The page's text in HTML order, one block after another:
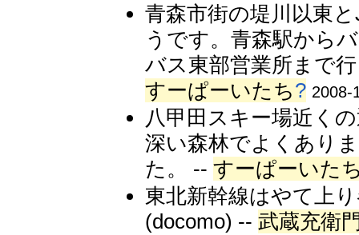
青森市街の堤川以東
うです。青森駅から
バス東部営業所まで
すーぱーいたち? 2008-
八甲田スキー場近く
深い森林でよくあり
た。 --すーぱーいた
東北新幹線はやて上
(docomo) --武蔵充衛